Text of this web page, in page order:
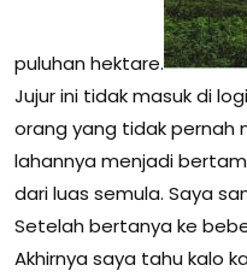
puluhan hektare.
Jujur ini tidak masuk di
orang yang tidak
lahannya menjadi
dari luas semula. Saya
Setelah bertanya ke
Akhirnya saya tahu kalo